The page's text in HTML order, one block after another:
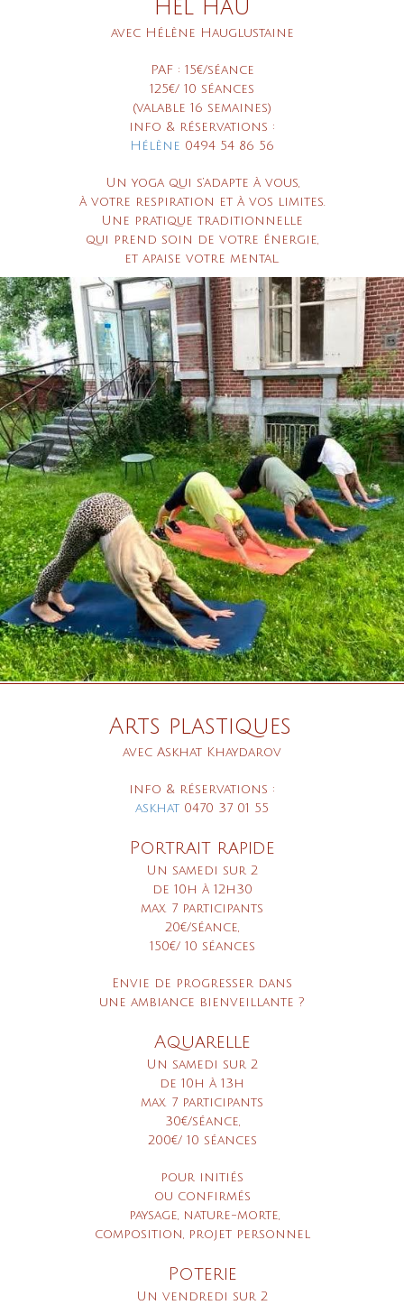
Hel Hau
avec Hélène Hauglustaine
PAF : 15€/séance
125€/ 10 séances
(valable 16 semaines)
info & réservations :
Hélène 0494 54 86 56
Un yoga qui s’adapte à vous,
à votre respiration et à vos limites.
Une pratique traditionnelle
qui prend soin de votre énergie,
et apaise votre mental.
Arts plastiques
avec Askhat Khaydarov
info & réservations :
askhat 0470 37 01 55
Portrait rapide
Un samedi sur 2
de 10h à 12h30
max. 7 participants
20€/séance,
150€/ 10 séances
Envie de progresser dans
une ambiance bienveillante ?
Aquarelle
Un samedi sur 2
de 10h à 13h
max. 7 participants
30€/séance,
200€/ 10 séances
pour initiés
ou confirmés
paysage, nature-morte,
composition, projet personnel
Poterie
Un vendredi sur 2